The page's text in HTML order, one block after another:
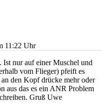
11:22 Uhr
Ist nur auf einer Muschel und
vom Flieger) pfeift es
den Kopf drücke mehr oder
aus das es ein ANR Problem
Gruß Uwe